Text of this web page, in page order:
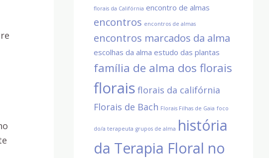
florais da Califórnia encontro de almas
encontros encontros de almas
encontros marcados da alma
escolhas da alma estudo das plantas
família de alma dos florais
florais florais da califórnia
Florais de Bach Florais Filhas de Gaia foco
do/a terapeuta grupos de alma história
da Terapia Floral no